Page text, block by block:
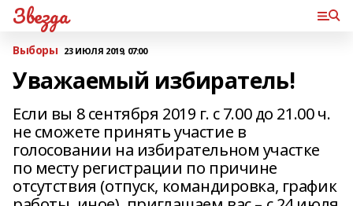
Звезда
Выборы 23 ИЮЛЯ 2019, 07:00
Уважаемый избиратель!
Если вы 8 сентября 2019 г. с 7.00 до 21.00 ч.
не сможете принять участие в
голосовании на избирательном участке
по месту регистрации по причине
отсутствия (отпуск, командировка, график